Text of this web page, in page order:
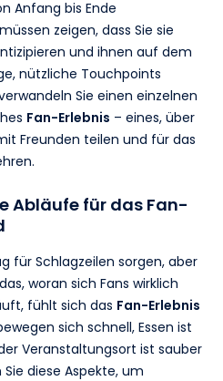
Anfang bis Ende
zeigen, dass Sie sie
und ihnen auf dem
nützliche Touchpoints
Sie einen einzelnen
Fan-Erlebnis – eines, über
Freunden teilen und für das
Abläufe für das Fan-
für Schlagzeilen sorgen, aber
woran sich Fans wirklich
fühlt sich das Fan-Erlebnis
sich schnell, Essen ist
Veranstaltungsort ist sauber
diese Aspekte, um